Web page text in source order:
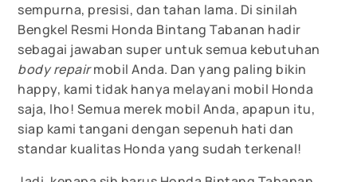
sempurna, presisi, dan tahan lama. Di sinilah
Bengkel Resmi Honda Bintang Tabanan hadir
sebagai jawaban super untuk semua kebutuhan
body repairmobil Anda. Dan yang paling bikin
happy, kami tidak hanya melayani mobil Honda
saja, lho! Semua merek mobil Anda, apapun itu,
siap kami tangani dengan sepenuh hati dan
standar kualitas Honda yang sudah terkenal!